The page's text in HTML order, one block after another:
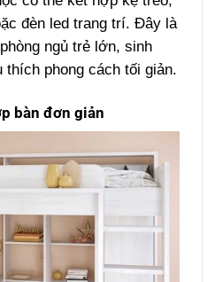
đèn led trang trí. Đây là
ngủ trẻ lớn, sinh
thích phong cách tối giản.
bàn đơn giản